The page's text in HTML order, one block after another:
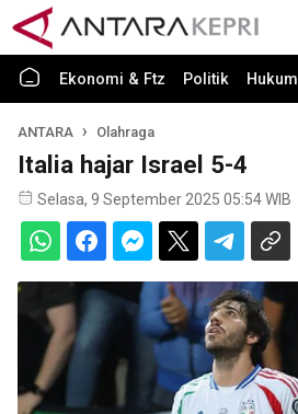
Ekonomi & Ftz Politik Hukum
ANTARA Olahraga
Italia hajar Israel 5-4
Selasa, 9 September 2025 05:54 WIB